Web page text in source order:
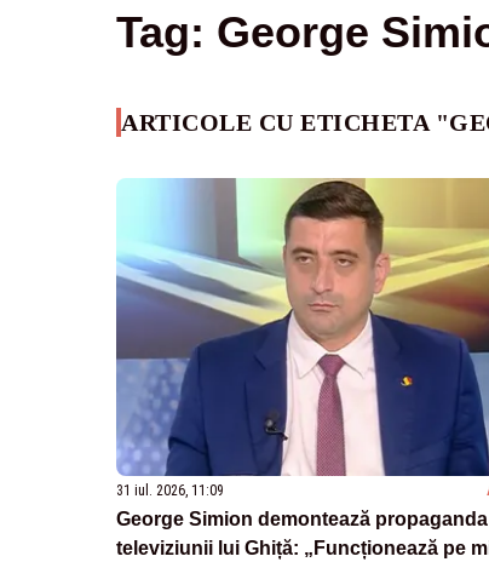
Tag: George
ARTICOLE CU ETICHETA
31 iul. 2026, 11:09
George Simion demontează propaganda
televiziunii lui Ghiță: „Funcționează pe